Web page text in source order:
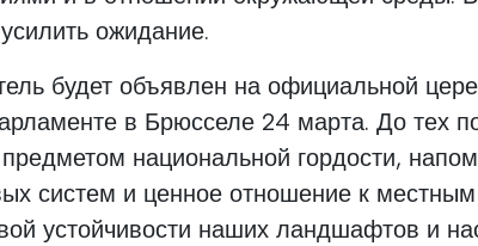
ожидание.
будет объявлен на официальной
в Брюсселе 24 марта. До тех
предметом национальной гордости,
систем и ценное отношение к
устойчивости наших ландшафтов и